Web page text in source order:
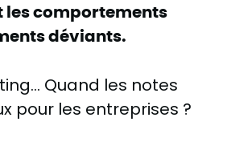
les comportements
déviants.
Quand les notes
pour les entreprises ?